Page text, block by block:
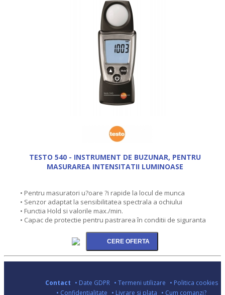
TESTO 540 - INSTRUMENT DE BUZUNAR, PENTRU
MASURAREA INTENSITATII LUMINOASE
• Pentru masuratori u?oare ?i rapide la locul de munca
• Senzor adaptat la sensibilitatea spectrala a ochiului
• Functia Hold si valorile max./min.
• Capac de protectie pentru pastrarea în conditii de siguranta
Contact • Date GDPR • Termeni utilizare • Politica cookies
• Confidentialitate • Livrare si plata • Cum comanzi?